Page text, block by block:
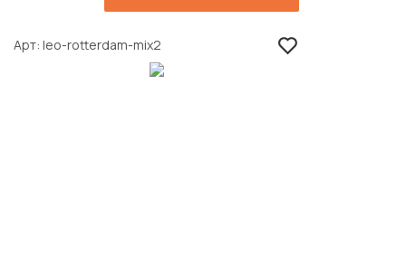
Арт leo-rotterdam-mix2